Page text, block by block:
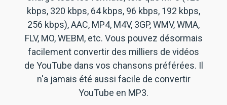
kbps, 320 kbps, 64 kbps, 96 kbps, 192 kbps,
256 kbps), AAC, MP4, M4V, 3GP, WMV, WMA,
FLV, MO, WEBM, etc. Vous pouvez désormais
facilement convertir des milliers de vidéos
de YouTube dans vos chansons préférées. Il
n'a jamais été aussi facile de convertir
YouTube en MP3.